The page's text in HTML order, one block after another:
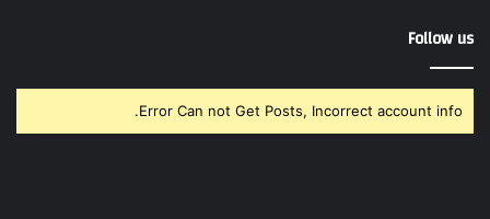
Follow us
Error Can not Get Posts, Incorrect account info.